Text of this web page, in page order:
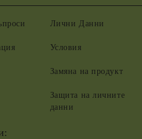
Лични Данни
Условия
Замяна на продукт
Защита на личните
данни